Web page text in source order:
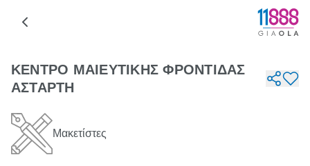
ΚΕΝΤΡΟ ΜΑΙΕΥΤΙΚΗΣ ΦΡΟΝΤΙΔΑΣ
ΑΣΤΑΡΤΗ
Μακετίστες